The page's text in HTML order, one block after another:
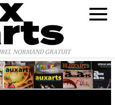
NORMAND GRATUIT